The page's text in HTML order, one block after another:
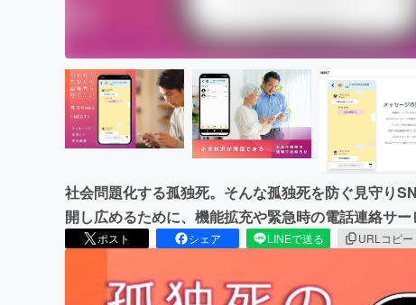
社会問題化する孤独死。そんな孤独死を防ぐ見守り
開し広めるために、機能拡充や緊急時の電話連絡サー
ポスト シェア LINEで送る URLコピー